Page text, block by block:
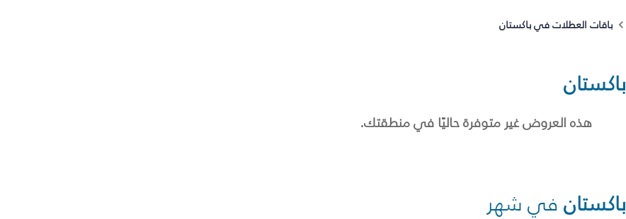
باقات العطلات في باكستان
باكستان
هذه العروض غير متوفرة حاليًا في منطقتك.
باكستان في شهر